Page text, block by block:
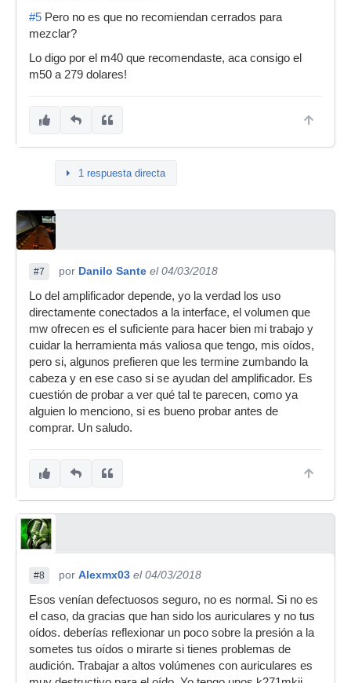
#5 Pero no es que no recomiendan cerrados para
mezclar?
Lo digo por el m40 que recomendaste, aca consigo el
m50 a 279 dolares!
1 respuesta directa
#7 por Danilo Sante el 04/03/2018
Lo del amplificador depende, yo la verdad los uso
directamente conectados a la interface, el volumen que
mw ofrecen es el suficiente para hacer bien mi trabajo y
cuidar la herramienta más valiosa que tengo, mis oídos,
pero si, algunos prefieren que les termine zumbando la
cabeza y en ese caso si se ayudan del amplificador. Es
cuestión de probar a ver qué tal te parecen, como ya
alguien lo menciono, si es bueno probar antes de
comprar. Un saludo.
#8 por Alexmx03 el 04/03/2018
Esos venían defectuosos seguro, no es normal. Si no es
el caso, da gracias que han sido los auriculares y no tus
oídos. deberías reflexionar un poco sobre la presión a la
sometes tus oídos o mirarte si tienes problemas de
audición. Trabajar a altos volúmenes con auriculares es